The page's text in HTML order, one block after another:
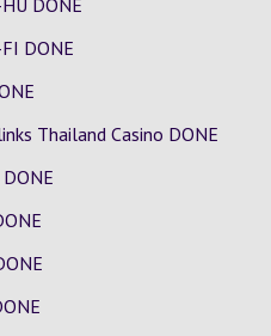
DONE
DONE
Thailand Casino DONE